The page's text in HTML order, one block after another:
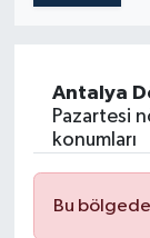
Antalya
Pazartesi
konumları
Bu